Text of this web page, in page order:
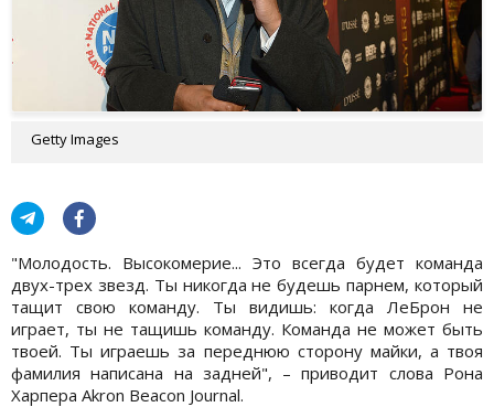
Getty Images
"Молодость. Высокомерие... Это всегда будет команда
двух-трех звезд. Ты никогда не будешь парнем, который
тащит свою команду. Ты видишь: когда ЛеБрон не
играет, ты не тащишь команду. Команда не может быть
твоей. Ты играешь за переднюю сторону майки, а твоя
фамилия написана на задней", – приводит слова Рона
Харпера Akron Beacon Journal.